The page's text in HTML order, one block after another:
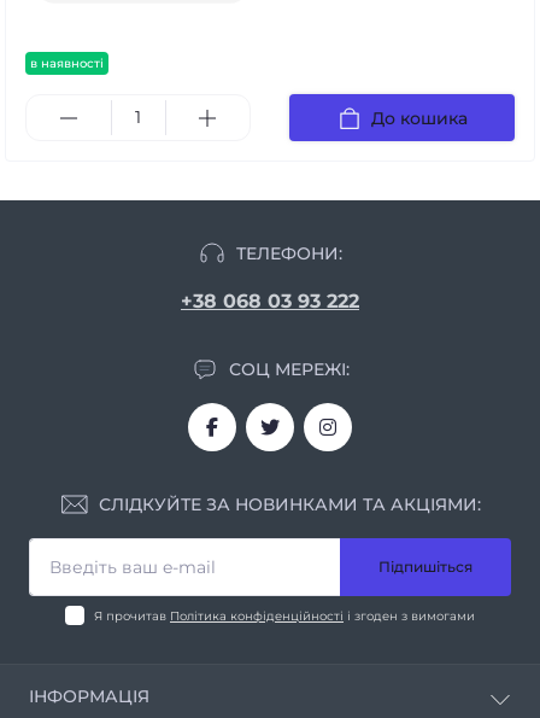
в наявності
До кошика
ТЕЛЕФОНИ:
+38 068 03 93 222
СОЦ МЕРЕЖІ:
СЛІДКУЙТЕ ЗА НОВИНКАМИ ТА АКЦІЯМИ:
Підпишіться
Я прочитав Політика конфіденційності і згоден з вимогами
ІНФОРМАЦІЯ